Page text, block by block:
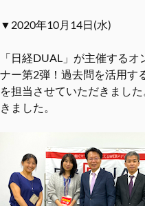
▼2020年10月14日(水)
「日経DUAL」が主催する
ナー第2弾！過去問を活⽤す
を担当させていただきまし
きました。